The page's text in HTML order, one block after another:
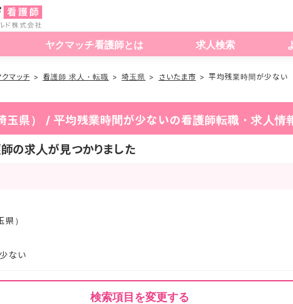
ヤクマッチ看護師とは 求人検索
マッチ 看護師 求人・転職 埼玉県 さいたま市 平均残業時間が少ない
玉県） / 平均残業時間が少ないの看護師転職・求人情
の求人が見つかりました
県）
ない
検索項目を変更する